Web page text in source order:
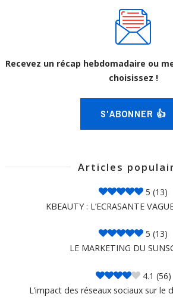
Recevez un récap hebdomadaire ou
choisissez !
S'ABONNER 👍
Articles
5 (13)
KBEAUTY : L’ECRASANTE
5 (13)
LE MARKETING DU
4.1 (56)
L’impact des réseaux sociaux sur le